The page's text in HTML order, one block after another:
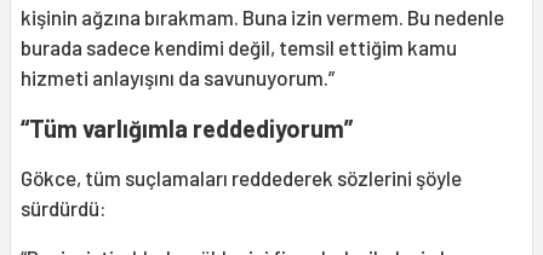
kişinin ağzına bırakmam. Buna izin vermem. Bu nedenle
burada sadece kendimi değil, temsil ettiğim kamu
hizmeti anlayışını da savunuyorum.”
“Tüm varlığımla reddediyorum”
Gökce, tüm suçlamaları reddederek sözlerini şöyle
sürdürdü: